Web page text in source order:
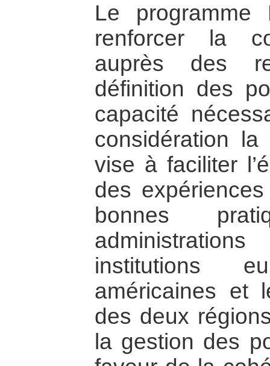
Le programme
renforcer la
auprès des
définition des
capacité
considération
vise à faciliter
des
bonnes
institutions
américaines et
des deux
la gestion des